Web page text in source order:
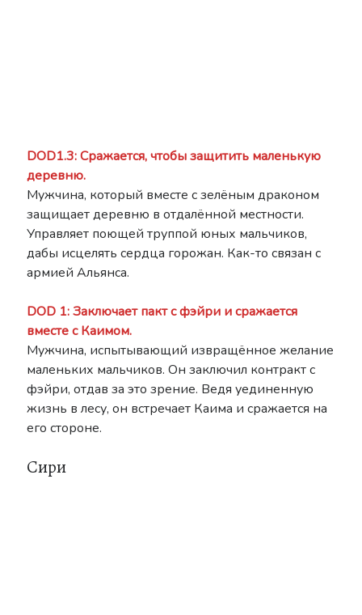
DOD1.3: Сражается, чтобы защитить маленькую
деревню.
Мужчина, который вместе с зелёным драконом
защищает деревню в отдалённой местности.
Управляет поющей труппой юных мальчиков,
дабы исцелять сердца горожан. Как-то связан с
армией Альянса.
DOD 1: Заключает пакт с фэйри и сражается
вместе с Каимом.
Мужчина, испытывающий извращённое желание
маленьких мальчиков. Он заключил контракт с
фэйри, отдав за это зрение. Ведя уединенную
жизнь в лесу, он встречает Каима и сражается на
его стороне.
Сири